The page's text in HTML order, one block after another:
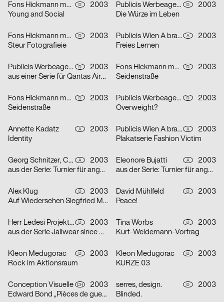
Fons Hickmann m23 D
2003
Young and Social
Publicis Werbeagentur GmbH D
2003
Die Würze im Leben
Fons Hickmann m23 D
2003
Steur Fotografieie
Publicis Wien A brand of Publicis Group Austria A
2003
Freies Lernen
Publicis Werbeagentur GmbH D
2003
aus einer Serie für Qantas Airways Limited: one-way
Fons Hickmann m23 D
2003
Seidenstraße
Fons Hickmann m23 D
2003
Seidenstraße
Publicis Werbeagentur GmbH D
2003
Overweight?
Annette Kadatz A
2003
Identity
Publicis Wien A brand of Publicis Group Austria A
2003
Plakatserie Fashion Victim
Georg Schnitzer, Christoph Priglinger, Oliver Laric A
2003
aus der Serie: Turnier für angewandten Fussball 3
Eleonore Bujatti A
2003
aus der Serie: Turnier für angewandten Fussball 3
Alex Klug D
2003
Auf Wiedersehen Siegfried Maser
David Mühlfeld D
2003
Peace!
Herr Ledesi Projekt- und Werbeagentur D
2003
aus der Serie Jailwear since 1898: HAEFTLING Tasche
Tina Worbs D
2003
Kurt-Weidemann-Vortrag
Kleon Medugorac D
2003
Rock im Aktionsraum
Kleon Medugorac D
2003
KURZE 03
Conception Visuelle CH
2003
Edward Bond „Pièces de guerre I-II“
serres, design. D
2003
Blinded.